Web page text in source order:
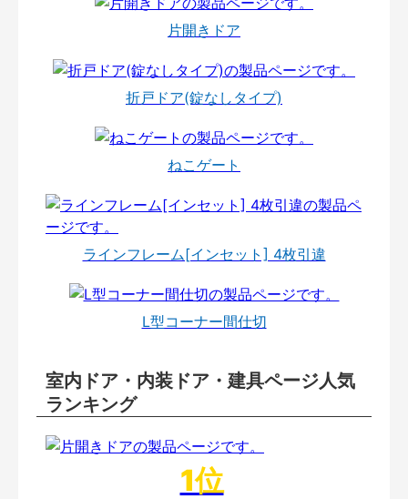
片開きドア
折戸ドア(錠なしタイプ)
ねこゲート
ラインフレーム[インセット] 4枚引違
L型コーナー間仕切
室内ドア・内装ドア・建具ページ人気
ランキング